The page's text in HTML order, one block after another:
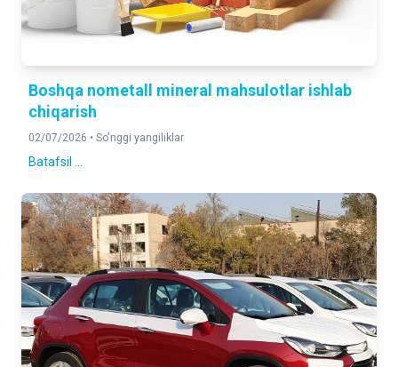
Boshqa nometall mineral mahsulotlar ishlab
chiqarish
02/07/2026 • So'nggi yangiliklar
Batafsil ...